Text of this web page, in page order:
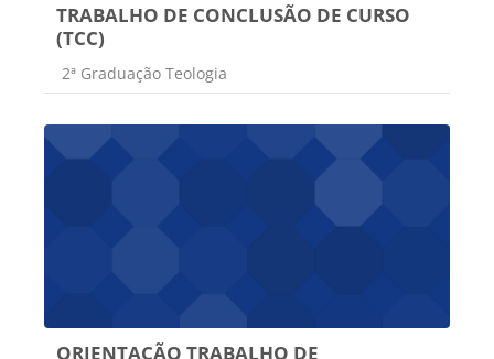
TRABALHO DE CONCLUSÃO DE CURSO
(TCC)
Categoria do curso
2ª Graduação Teologia
ORIENTAÇÃO TRABALHO DE